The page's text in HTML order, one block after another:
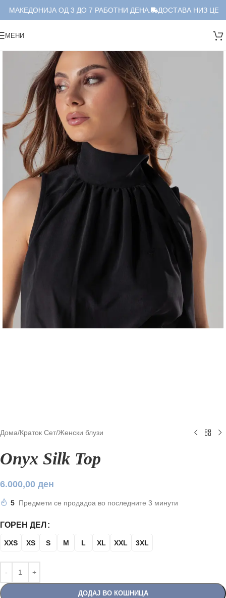
МАКЕДОНИЈА ОД 3 ДО 7 РАБОТНИ ДЕНА. ДОСТАВА НИЗ
МЕНИ
Дома/Краток Сет/Женски блузи
Onyx Silk Top
6.000,00 ден
5 Предмети се продадоа во последните 3 минути
ГОРЕН ДЕЛ
XXS XS S M L XL XXL 3XL
ДОДАЈ ВО КОШНИЦА